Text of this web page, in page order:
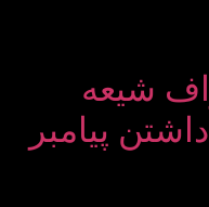
شیعه
پیامبر